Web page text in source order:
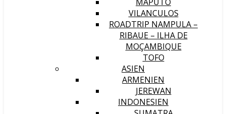
VILANCULOS
ROADTRIP NAMPULA –
RIBAUE – ILHA DE
MOÇAMBIQUE
TOFO
ASIEN
ARMENIEN
JEREWAN
INDONESIEN